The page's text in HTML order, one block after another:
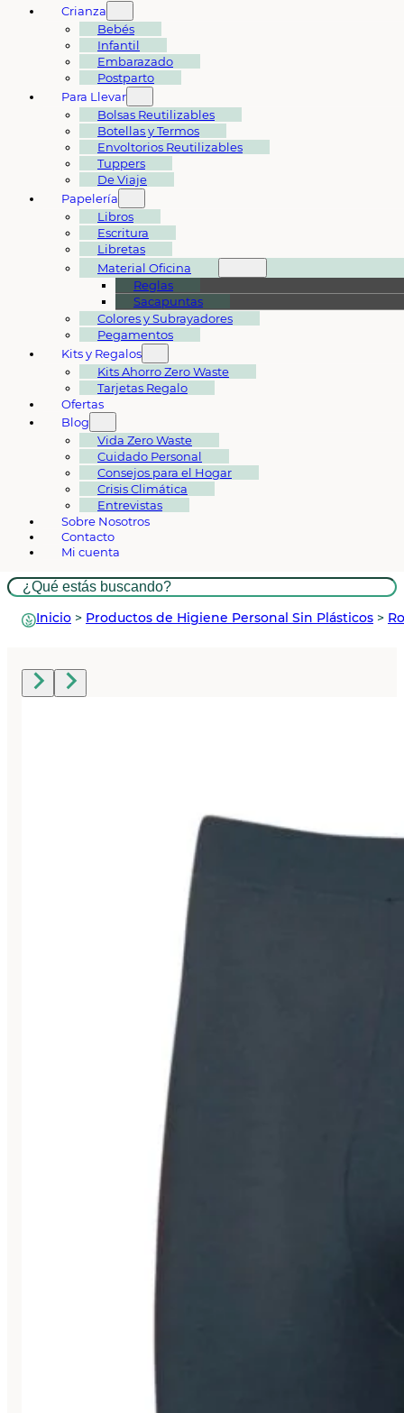
Crianza
Bebés
Infantil
Embarazado
Postparto
Para Llevar
Bolsas Reutilizables
Botellas y Termos
Envoltorios Reutilizables
Tuppers
De Viaje
Papelería
Libros
Escritura
Libretas
Material Oficina
Reglas
Sacapuntas
Colores y Subrayadores
Pegamentos
Kits y Regalos
Kits Ahorro Zero Waste
Tarjetas Regalo
Ofertas
Blog
Vida Zero Waste
Cuidado Personal
Consejos para el Hogar
Crisis Climática
Entrevistas
Sobre Nosotros
Contacto
Mi cuenta
Buscar
Inicio > Productos de Higiene Personal Sin Plásticos >